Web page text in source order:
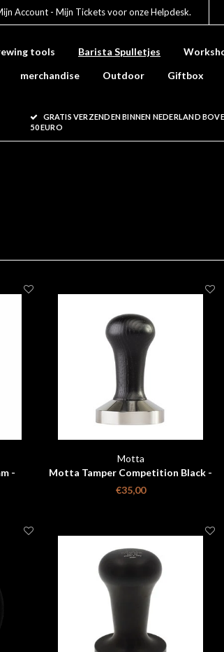
Account - Mijn Tickets voor onze Helpdesk.
tools Barista Spulletjes
merchandise Outdoor Giftbox
GRATIS VERZENDEN BINNEN NEDERLAND
50 EURO
-
Motta
Motta Tamper Competition Black -
58.4 mm
€35,00